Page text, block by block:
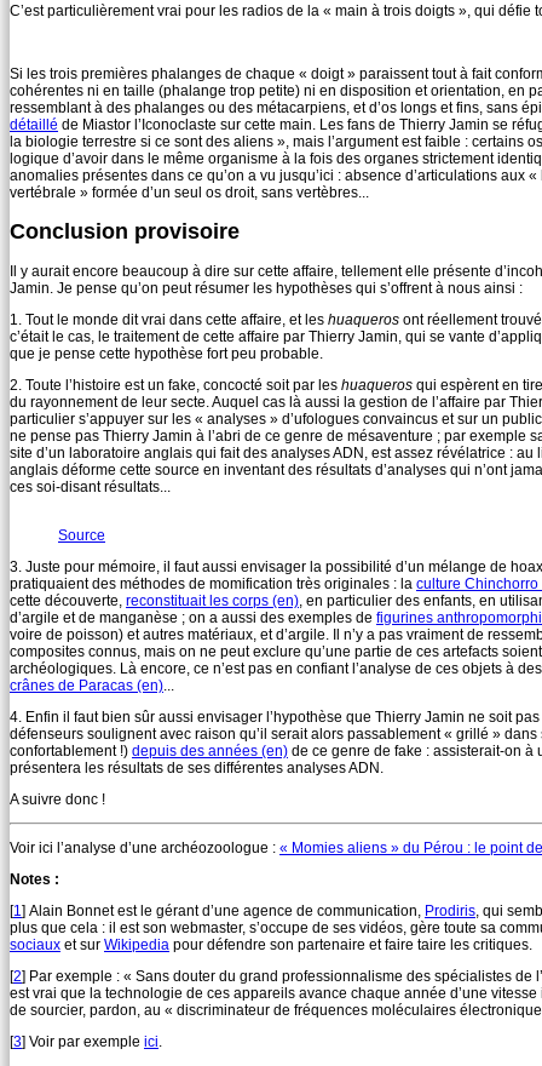
C’est particulièrement vrai pour les radios de la « main à trois doigts », qui défie
Si les trois premières phalanges de chaque « doigt » paraissent tout à fait
cohérentes ni en taille (phalange trop petite) ni en disposition et orientation, en
ressemblant à des phalanges ou des métacarpiens, et d’os longs et fins, sans
détaillé de Miastor l’Iconoclaste sur cette main. Les fans de Thierry Jamin se
la biologie terrestre si ce sont des aliens », mais l’argument est faible :
logique d’avoir dans le même organisme à la fois des organes strictement
anomalies présentes dans ce qu’on a vu jusqu’ici : absence d’articulations
vertébrale » formée d’un seul os droit, sans vertèbres...
Conclusion provisoire
Il y aurait encore beaucoup à dire sur cette affaire, tellement elle présente
Jamin. Je pense qu’on peut résumer les hypothèses qui s’offrent à nous ainsi :
1. Tout le monde dit vrai dans cette affaire, et les huaqueros ont réellement
c’était le cas, le traitement de cette affaire par Thierry Jamin, qui se vante
que je pense cette hypothèse fort peu probable.
2. Toute l’histoire est un fake, concocté soit par les huaqueros qui espèrent en
du rayonnement de leur secte. Auquel cas là aussi la gestion de l’affaire par
particulier s’appuyer sur les « analyses » d’ufologues convaincus et sur un
ne pense pas Thierry Jamin à l’abri de ce genre de mésaventure ; par exemple
site d’un laboratoire anglais qui fait des analyses ADN, est assez révélatrice :
anglais déforme cette source en inventant des résultats d’analyses qui n’ont
ces soi-disant résultats...
Source
3. Juste pour mémoire, il faut aussi envisager la possibilité d’un mélange de
pratiquaient des méthodes de momification très originales : la culture Chinchorro
cette découverte, reconstituait les corps (en), en particulier des enfants, en
d’argile et de manganèse ; on a aussi des exemples de figurines
voire de poisson) et autres matériaux, et d’argile. Il n’y a pas vraiment de
composites connus, mais on ne peut exclure qu’une partie de ces artefacts
archéologiques. Là encore, ce n’est pas en confiant l’analyse de ces objets à
crânes de Paracas (en)...
4. Enfin il faut bien sûr aussi envisager l’hypothèse que Thierry Jamin ne soit
défenseurs soulignent avec raison qu’il serait alors passablement « grillé »
confortablement !) depuis des années (en) de ce genre de fake : assisterait-on à
présentera les résultats de ses différentes analyses ADN.
A suivre donc !
Voir ici l’analyse d’une archéozoologue : « Momies aliens » du Pérou : le point
Notes :
[1] Alain Bonnet est le gérant d’une agence de communication, Prodiris, qui
plus que cela : il est son webmaster, s’occupe de ses vidéos, gère toute sa
sociaux et sur Wikipedia pour défendre son partenaire et faire taire les critiques.
[2] Par exemple : « Sans douter du grand professionnalisme des spécialistes
est vrai que la technologie de ces appareils avance chaque année d’une
de sourcier, pardon, au « discriminateur de fréquences moléculaires
[3] Voir par exemple ici.